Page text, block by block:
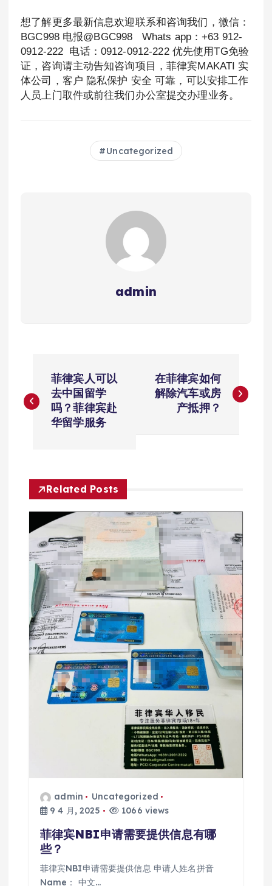
想了解更多最新信息欢迎联系和咨询我们，微信：
BGC998 电报@BGC998 Whats app：+63 912-
0912-222 电话：0912-0912-222 优先使用TG免验
证，咨询请主动告知咨询项目，菲律宾MAKATI 实
体公司，客户 隐私保护 安全 可靠，可以安排工作
人员上门取件或前往我们办公室提交办理业务。
Uncategorized
admin
章
菲律宾人可以
去中国留学
吗？菲律宾赴
华留学服务
在菲律宾如何
解除汽车或房
产抵押？
Related Posts
admin
Uncategorized
9 4 月, 2025
1066 views
菲律宾NBI申请需要提供信息有哪
些？
菲律宾NBI申请需要提供信息 申请人姓名拼音
Name： 中文…